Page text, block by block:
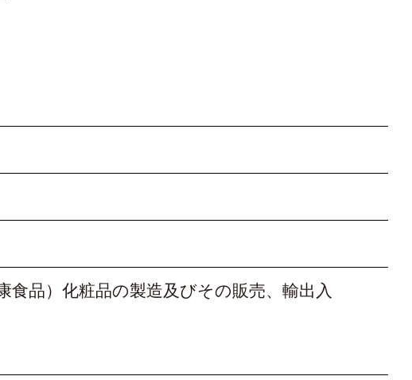
食品）化粧品の製造及びその販売、輸出入